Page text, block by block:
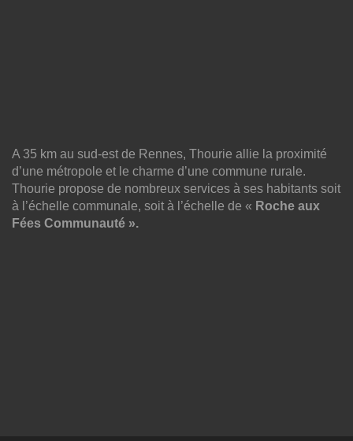
A 35 km au sud-est de Rennes, Thourie allie la proximité
d’une métropole et le charme d’une commune rurale.
Thourie propose de nombreux services à ses habitants soit
à l’échelle communale, soit à l’échelle de « Roche aux
Fées Communauté ».